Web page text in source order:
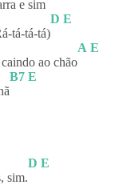
e sim
tá-tá-tá)
D E
ao chão
A E
B7 E
sim.
D E